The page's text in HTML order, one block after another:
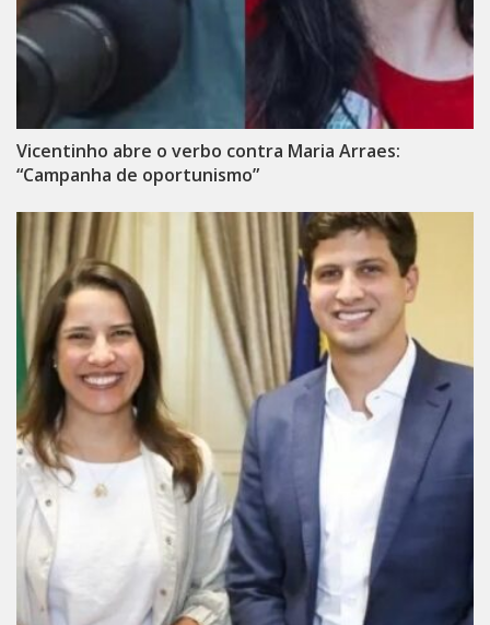
Vicentinho abre o verbo contra Maria Arraes:
“Campanha de oportunismo”